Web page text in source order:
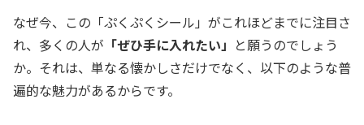
なぜ今、この「ぷくぷくシール」がこれほどまでに注目さ
れ、多くの人が 「ぜひ手に入れたい」 と願うのでしょう
か。それは、単なる懐かしさだけでなく、以下のような普
遍的な魅力があるからです。